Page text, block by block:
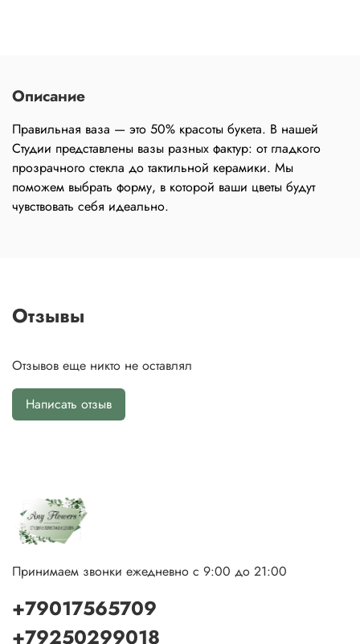
Описание
Правильная ваза — это 50% красоты букета. В нашей
Студии представлены вазы разных фактур: от гладкого
прозрачного стекла до тактильной керамики. Мы
поможем выбрать форму, в которой ваши цветы будут
чувствовать себя идеально.
Отзывы
Отзывов еще никто не оставлял
Написать отзыв
Принимаем звонки ежедневно с 9:00 до 21:00
+79017565709
+79250299018